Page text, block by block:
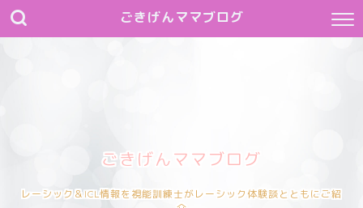
ごきげんママブログ
ごきげんママブログ
レーシック＆ICL情報を視能訓練士がレーシック体験談とともにご紹